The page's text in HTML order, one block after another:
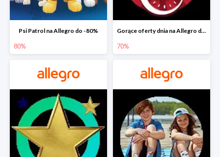
Psi Patrol na Allegro do -80%
80%
Gorące oferty dnia na Allegro do -50%
70%